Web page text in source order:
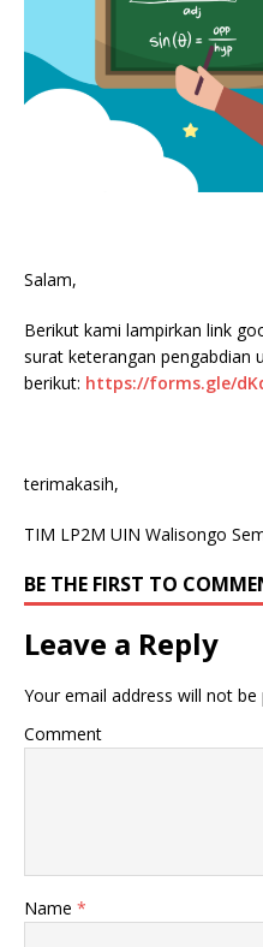
Salam,
Berikut kami lampirkan link
surat keterangan pengabdian
berikut: https://forms.gle/
terimakasih,
TIM LP2M UIN Walisongo
BE THE FIRST TO
Leave a Reply
Your email address will not be
Comment
Name *